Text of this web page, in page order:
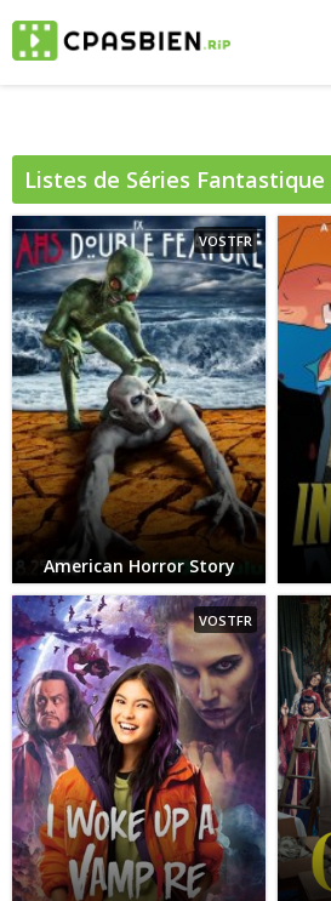
Listes de Séries Fantastique
gratuit sur CpasBien
VOSTFR
American Horror Story
VOSTFR